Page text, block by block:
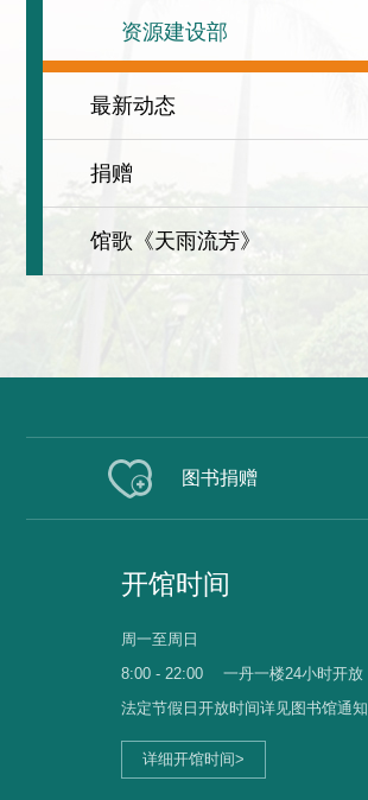
资源建设部
最新动态
捐赠
馆歌《天雨流芳》
图书捐赠
开馆时间
详细开馆时间>
周一至周日
8:00 - 22:00
一丹一楼24小时开放
法定节假日开放时间详见图书馆通知